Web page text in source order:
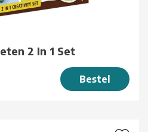
2 In 1 Set
Bestel